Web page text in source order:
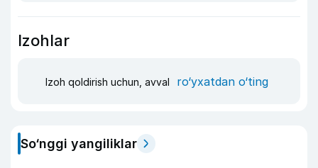
Izohlar
Izoh qoldirish uchun, avval ro‘yxatdan o‘ting
So‘nggi yangiliklar